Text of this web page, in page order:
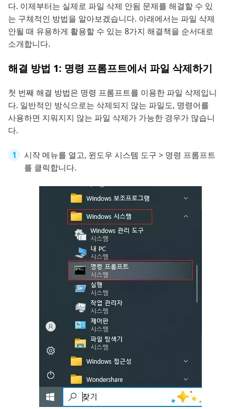
다. 이제부터는 실제로 파일 삭제 안됨 문제를 해결할 수 있
는 구체적인 방법을 알아보겠습니다. 아래에서는 파일 삭제
안될 때 유용하게 활용할 수 있는 8가지 해결책을 순서대로
소개합니다.
해결 방법 1: 명령 프롬프트에서 파일 삭제하기
첫 번째 해결 방법은 명령 프롬프트를 이용한 파일 삭제입니
다. 일반적인 방식으로는 삭제되지 않는 파일도, 명령어를
사용하면 지워지지 않는 파일 삭제가 가능한 경우가 많습니
다.
시작 메뉴를 열고, 윈도우 시스템 도구 > 명령 프롬프트
를 클릭합니다.